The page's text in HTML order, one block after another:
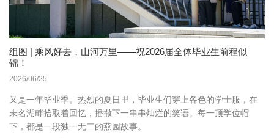
组图 | 乘风好去，山河万里——祝2026届全体毕业生前程似
锦！
2026/06/25
又是一年毕业季。热烈的夏日里，毕业生们穿上各色的学士服，在
未名湖畔拾取着回忆，播撒下一串串灿烂的笑语。每一顶学位帽
下，都是一段独一无二的燕园故事。